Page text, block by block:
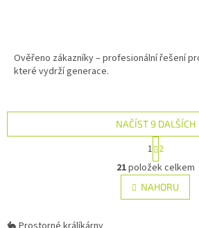
Ověřeno zákazníky – profesionální řešení
které vydrží generace.
O
v
l
á
NAČÍST 9 DALŠÍCH
S
t
r
á
n
k
1 2
21položek celkem
NAHORU